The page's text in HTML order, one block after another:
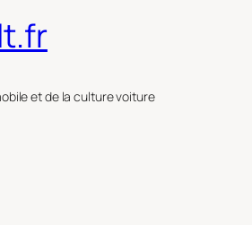
et de la culture voiture